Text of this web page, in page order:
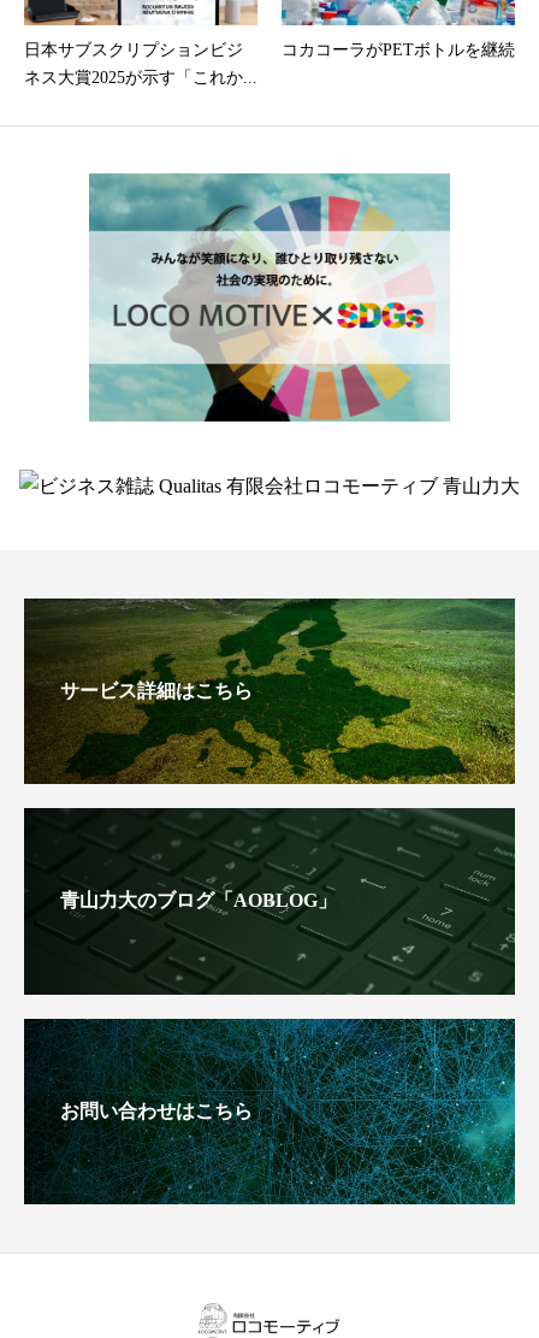
日本サブスクリプションビジ
ネス大賞2025が示す「これか...
コカコーラがPETボトルを継続
サービス詳細はこちら
青山力大のブログ「AOBLOG」
お問い合わせはこちら